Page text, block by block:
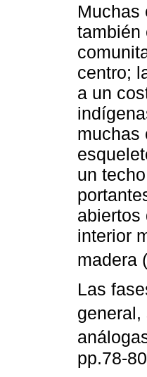
Muchas
también
centro;
a un
muchas
un
abiertos
interior
madera (
Las
general,
pp.78-